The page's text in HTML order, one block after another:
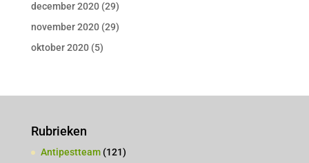
december 2020(29)
november 2020(29)
oktober 2020(5)
Rubrieken
Antipestteam(121)